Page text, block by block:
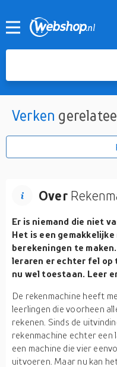
Verken
Over
Er is niemand die niet
Het is een gemakkelijke
berekeningen te
leraren er echter fel op
nu wel toestaan. Leer
De rekenmachine heeft
leerlingen die voorheen
rekenen. Sinds de
rekenmachine echter een
een machine die vier
uitvoeren. Maar nu kan